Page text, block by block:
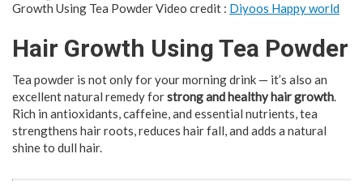
Growth Using Tea Powder Video credit : Diyoos Happy world
Hair Growth Using Tea Powder
Tea powder is not only for your morning drink — it’s also an
excellent natural remedy forstrong and healthy hair growth.
Rich in antioxidants, caffeine, and essential nutrients, tea
strengthens hair roots, reduces hair fall, and adds a natural
shine to dull hair.